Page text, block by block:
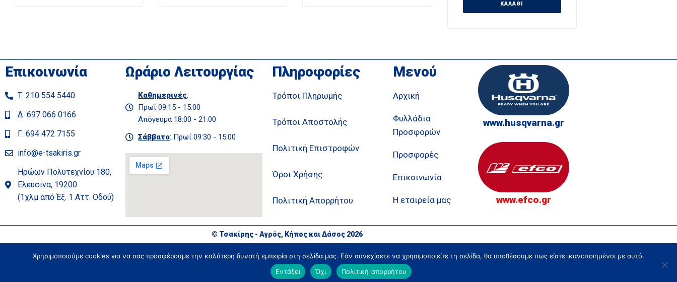
ΚΑΛΆΘΙ
Επικοινωνία
Τ: 210 554 5440
Δ: 697 066 0166
Γ: 694 472 7155
info@e-tsakiris.gr
Ηρώων Πολυτεχνίου 180,
Ελευσίνα, 19200
(1χλμ από Έξ. 1 Αττ. Οδού)
Ωράριο Λειτουργίας
Καθημερινές:
Πρωΐ 09:15 - 15:00
Απόγευμα 18:00 - 21:00
Σάββατο: Πρωΐ 09:30 - 15:00
Πληροφορίες
Τρόποι Πληρωμής
Τρόποι Αποστολής
Πολιτική Επιστροφών
Όροι Χρήσης
Πολιτική Απορρήτου
Μενού
Αρχική
Φυλλάδια
Προσφορών
Προσφορές
Επικοινωνία
Η εταιρεία μας
www.husqvarna.gr
www.efco.gr
© Τσακίρης - Αγρός, Κήπος και Δάσος 2026
Χρησιμοποιούμε cookies για να σας προσφέρουμε την καλύτερη δυνατή εμπειρία στη σελίδα μας. Εάν συνεχίσετε να χρησιμοποιείτε τη σελίδα, θα υποθέσουμε πως είστε ικανοποιημένοι με αυτό.
Εντάξει
Όχι Πολιτική απορρήτου